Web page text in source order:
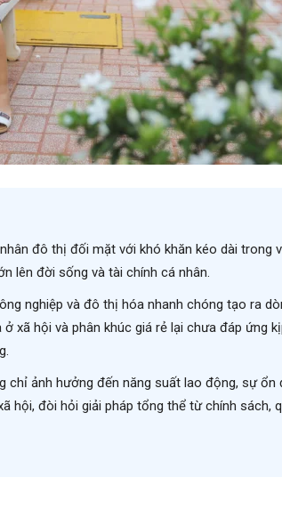
đô thị đối mặt với khó khăn kéo dài trong
lên đời sống và tài chính cá nhân.
nghiệp và đô thị hóa nhanh chóng tạo ra
xã hội và phân khúc giá rẻ lại chưa đáp ứng
chỉ ảnh hưởng đến năng suất lao động, sự ổn
hội, đòi hỏi giải pháp tổng thể từ chính sách,